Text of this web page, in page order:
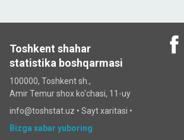
Toshkent shahar
statistika boshqarmasi
100000, Toshkent sh.,
Amir Temur shox ko'chasi, 11-uy
info@toshstat.uz • Sayt xaritasi •
Bizga xabar yuboring